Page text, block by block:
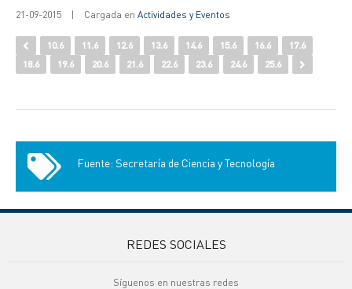
21-09-2015 | Cargada en Actividades y Eventos
10.6 11.6 12.6 13.6 14.6 15.6 16.6
17.6
18.6
19.6 20.6 21.6 22.6 23.6 24.6 25.6
Fuente: Secretaría de Ciencia y Tecnología
REDES SOCIALES
Síguenos en nuestras redes